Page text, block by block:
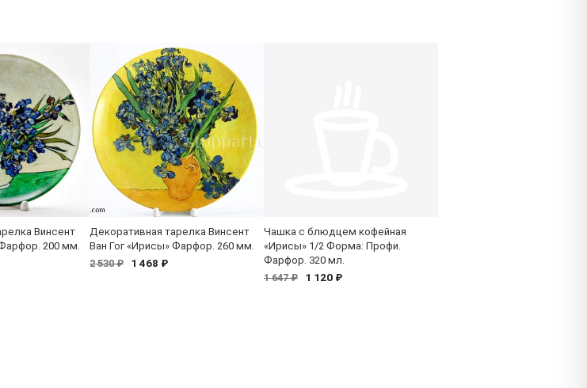
Винсент
200 мм.
Декоративная тарелка Винсент
Ван Гог «Ирисы» Фарфор. 260 мм.
2 530 ₽
1 468 ₽
Чашка с блюдцем кофейная
«Ирисы» 1/2 Форма: Профи.
Фарфор. 320 мл.
1 647 ₽
1 120 ₽